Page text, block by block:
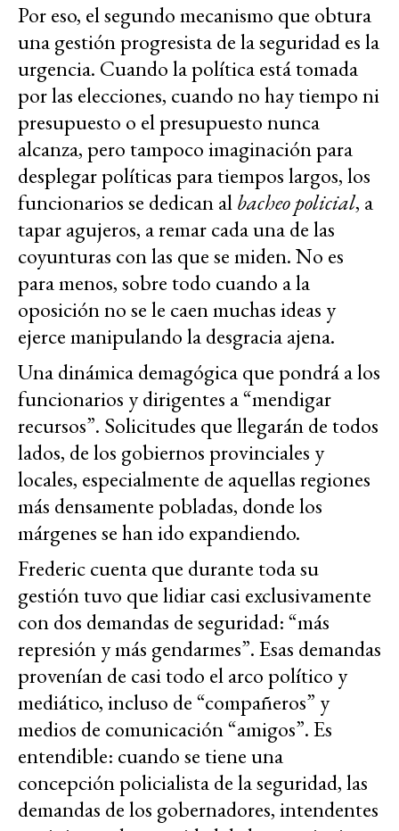
Por eso, el segundo mecanismo que obtura
una gestión progresista de la seguridad es la
urgencia. Cuando la política está tomada
por las elecciones, cuando no hay tiempo ni
presupuesto o el presupuesto nunca
alcanza, pero tampoco imaginación para
desplegar políticas para tiempos largos, los
funcionarios se dedican albacheo policial, a
tapar agujeros, a remar cada una de las
coyunturas con las que se miden. No es
para menos, sobre todo cuando a la
oposición no se le caen muchas ideas y
ejerce manipulando la desgracia ajena.
Una dinámica demagógica que pondrá a los
funcionarios y dirigentes a “mendigar
recursos”. Solicitudes que llegarán de todos
lados, de los gobiernos provinciales y
locales, especialmente de aquellas regiones
más densamente pobladas, donde los
márgenes se han ido expandiendo.
Frederic cuenta que durante toda su
gestión tuvo que lidiar casi exclusivamente
con dos demandas de seguridad: “más
represión y más gendarmes”. Esas demandas
provenían de casi todo el arco político y
mediático, incluso de “compañeros” y
medios de comunicación “amigos”. Es
entendible: cuando se tiene una
concepción policialista de la seguridad, las
demandas de los gobernadores, intendentes